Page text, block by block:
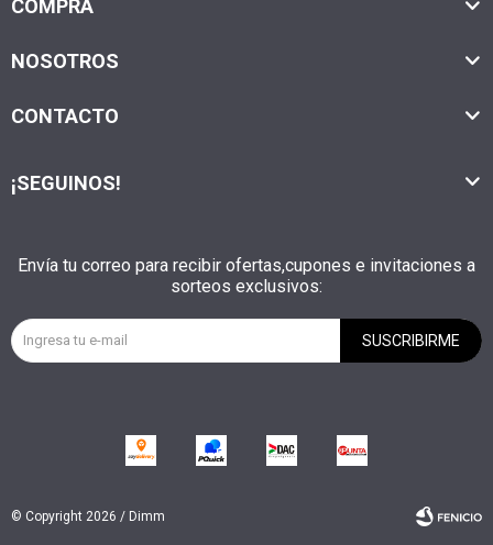
COMPRA
NOSOTROS
CONTACTO
Envía tu correo para recibir ofertas,cupones e invitaciones a
sorteos exclusivos:
SUSCRIBIRME
¡SEGUINOS!
© Copyright 2026 / Dimm